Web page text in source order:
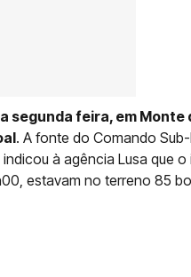
segunda feira, em Monte
. A fonte do Comando
à agência Lusa que o
estavam no terreno 85